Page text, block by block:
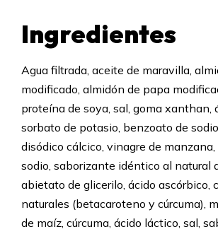
Ingredientes
Agua filtrada, aceite de maravilla,
modificado, almidón de papa
proteína de soya, sal, goma xanthan,
sorbato de potasio, benzoato de
disódico cálcico, vinagre de
sodio, saborizante idéntico al natural
abietato de glicerilo, ácido ascórbico,
naturales (betacaroteno y cúrcuma),
de maíz, cúrcuma, ácido láctico, sal,